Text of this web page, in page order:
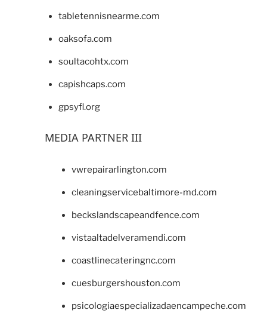
tabletennisnearme.com
oaksofa.com
soultacohtx.com
capishcaps.com
gpsyfl.org
MEDIA PARTNER III
vwrepairarlington.com
cleaningservicebaltimore-md.com
beckslandscapeandfence.com
vistaaltadelveramendi.com
coastlinecateringnc.com
cuesburgershouston.com
psicologiaespecializadaencampeche.com